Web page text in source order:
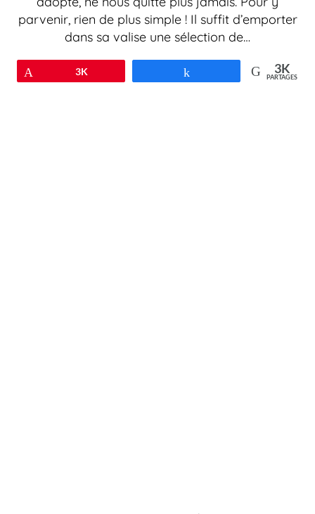
parvenir, rien de plus simple ! Il suffit d’emporter
dans sa valise une sélection de…
3K 3K
PARTAGES